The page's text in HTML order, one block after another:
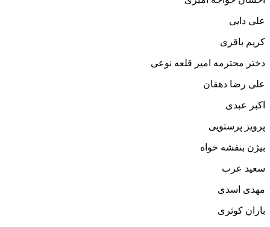
علی دایی
کریم باقری
دختر محترمه امیر قلعه نوعی
علی رضا دهقان
اکبر عبدی
پرویز پرستویی
بیژن بنفشه خواه
سعید عرب
مهدی اسدی
باران کوثری